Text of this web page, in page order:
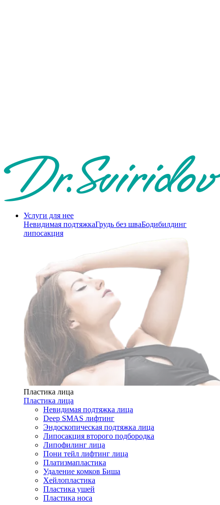
Услуги для нее
Невидимая подтяжкаГрудь без шваБодибилдинг
липосакция
Пластика лица
Пластика лица
Невидимая подтяжка лица
Deep SMAS лифтинг
Эндоскопическая подтяжка лица
Липосакция второго подбородка
Липофилинг лица
Пони тейл лифтинг лица
Платизмапластика
Удаление комков Биша
Хейлопластика
Пластика ушей
Пластика носа